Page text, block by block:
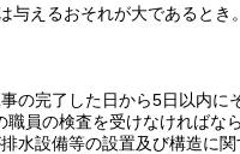
えるおそれが大であるとき。
の完了した日から5日以内
員の検査を受けなければなら
水設備等の設置及び構造に